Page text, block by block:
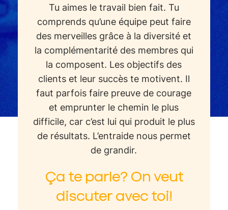
Tu aimes le travail bien fait. Tu
comprends qu’une équipe peut faire
des merveilles grâce à la diversité et
la complémentarité des membres qui
la composent. Les objectifs des
clients et leur succès te motivent. Il
faut parfois faire preuve de courage
et emprunter le chemin le plus
difficile, car c’est lui qui produit le plus
de résultats. L’entraide nous permet
de grandir.
Ça te parle? On veut
discuter avec toi!